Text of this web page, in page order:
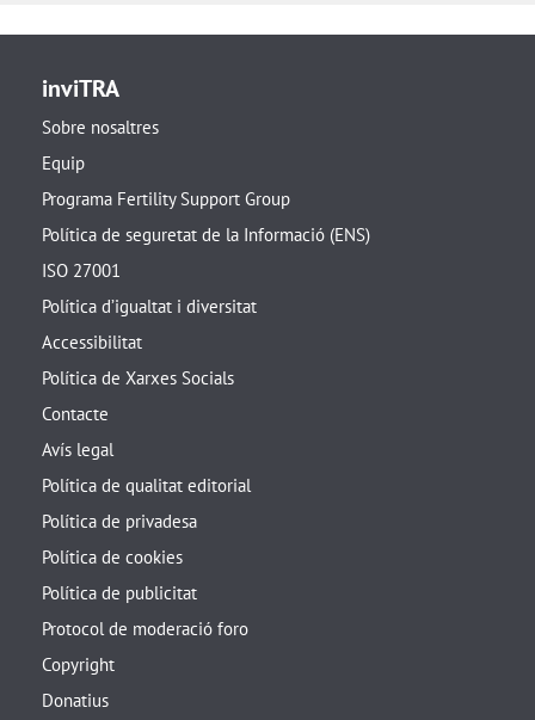
inviTRA
Sobre nosaltres
Equip
Programa Fertility Support Group
Política de seguretat de la Informació (ENS)
ISO 27001
Política d’igualtat i diversitat
Accessibilitat
Política de Xarxes Socials
Contacte
Avís legal
Política de qualitat editorial
Política de privadesa
Política de cookies
Política de publicitat
Protocol de moderació foro
Copyright
Donatius